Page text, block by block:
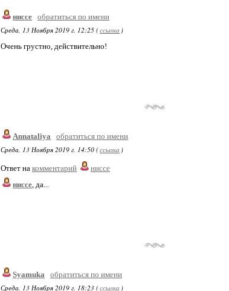
ниссе обратиться по имени
Среда, 13 Ноября 2019 г. 12:25 (ссылка )
Очень грустно, действительно!
Annataliya
обратиться по имени
Среда, 13 Ноября 2019 г. 14:50 (ссылка )
Ответ на комментарий
ниссе
ниссе, да...
Syamuka
обратиться по имени
Среда, 13 Ноября 2019 г. 18:23 (ссылка )